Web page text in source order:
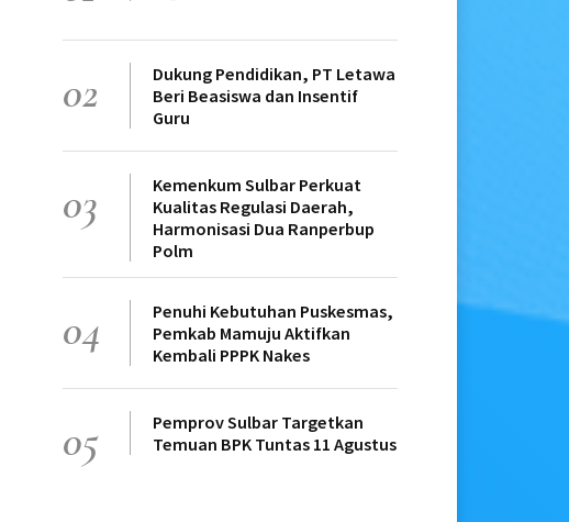
02
Dukung Pendidikan, PT Letawa
Beri Beasiswa dan Insentif
Guru
03
Kemenkum Sulbar Perkuat
Kualitas Regulasi Daerah,
Harmonisasi Dua Ranperbup
Polm
04
Penuhi Kebutuhan Puskesmas,
Pemkab Mamuju Aktifkan
Kembali PPPK Nakes
05
Pemprov Sulbar Targetkan
Temuan BPK Tuntas 11 Agustus